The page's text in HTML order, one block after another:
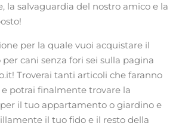
la salvaguardia del nostro amico e la
per la quale vuoi acquistare il
cani senza fori sei sulla pagina
Troverai tanti articoli che faranno
potrai finalmente trovare la
il tuo appartamento o giardino e
il tuo fido e il resto della